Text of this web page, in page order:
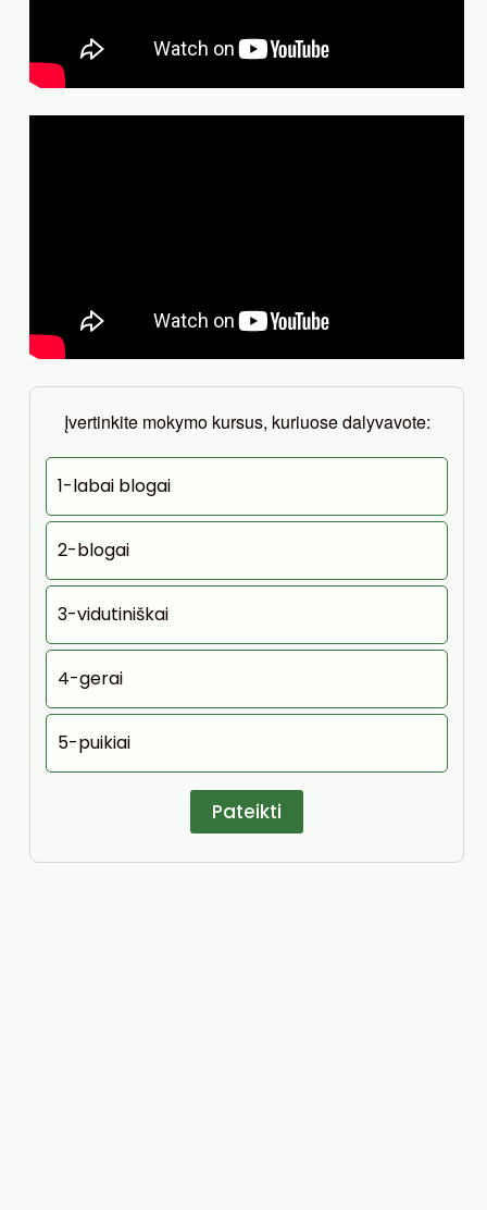
Įvertinkite mokymo kursus, kuriuose dalyvavote:
1-labai blogai
2-blogai
3-vidutiniškai
4-gerai
5-puikiai